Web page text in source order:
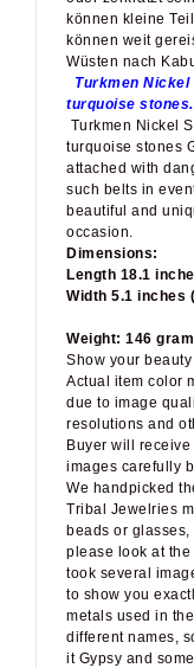
können kleine
können weit
Wüsten nach
Turkmen Nickel
turquoise stones.
Turkmen Nickel
turquoise stones
attached with
such belts in
beautiful and
occasion.
Dimensions:
Length 18.1
Width 5.1 inches
Weight: 146
Show your
Actual item color
due to image
resolutions and
Buyer will
images carefully
We handpicked
Tribal Jewelries
beads or glasses,
please look at
took several
to show you
metals used in
different names,
it Gypsy and